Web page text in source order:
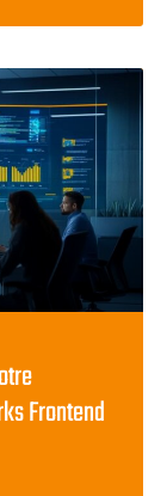
Frontend